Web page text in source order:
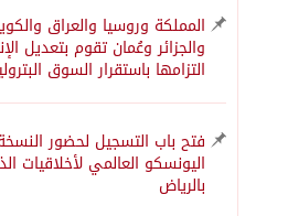
المملكة وروسيا والعراق
والجزائر وعُمان تقوم بتعديل
التزامها باستقرار السوق
فتح باب التسجيل لحضور
اليونسكو العالمي لأخلاقيات
بالرياض